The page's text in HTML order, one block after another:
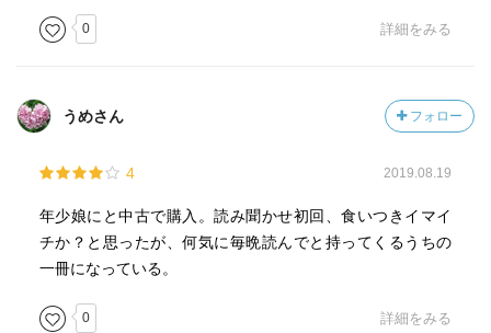
0 詳細をみる
うめさん フォロー
4 2019.08.19
年少娘にと中古で購入。読み聞かせ初回、食いつきイマイ
チか？と思ったが、何気に毎晩読んでと持ってくるうちの
一冊になっている。
0 詳細をみる